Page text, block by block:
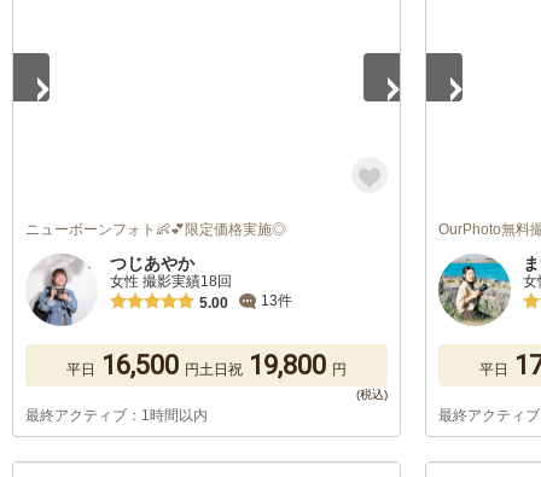
ニューボーンフォト👶💕限定価格実施◎
つじあやか
女性 撮影実績18回
5.00
13件
平日 16,500 円土日祝 19,800 円
最終アクティブ：1時間以内
OurPhoto無料
女
平日
最終アクティ